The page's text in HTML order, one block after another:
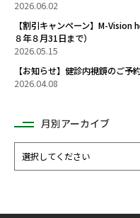
2026.06.02
【割引キャンペーン】M-
８年８月31日まで）
2026.05.15
【お知らせ】健診内視鏡のご予
2026.04.08
月別アーカイブ